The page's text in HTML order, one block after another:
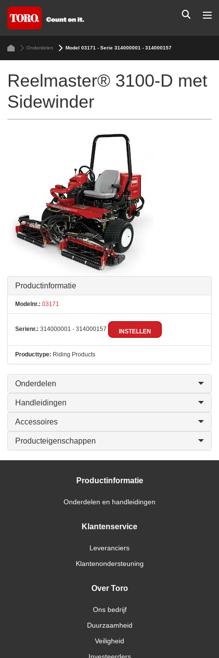
Onderdelen Model 03171 - Serie 314000001 - 314000157
Reelmaster® 3100-D met
Sidewinder
Productinformatie
Modelnr.: 03171
Serienr.: 314000001 - 314000157 INSTELLEN
Producttype: Riding Products
Onderdelen
Handleidingen
Accessoires
Producteigenschappen
Productinformatie
Onderdelen en handleidingen
Klantenservice
Leveranciers
Klantenondersteuning
Over Toro
Ons bedrijf
Duurzaamheid
Veiligheid